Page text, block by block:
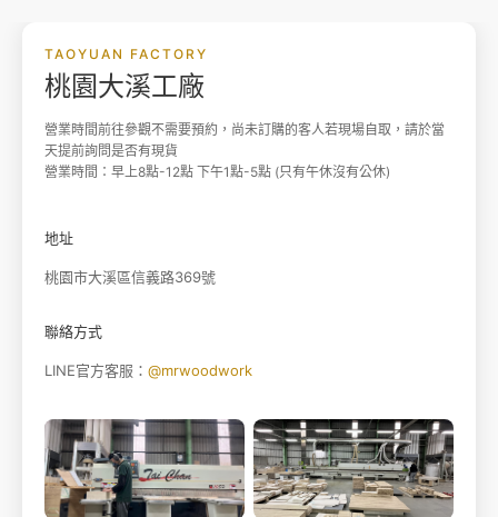
TAOYUAN FACTORY
桃園大溪工廠
營業時間前往參觀不需要預約，尚未訂購的客人若現場自取，請於當
天提前詢問是否有現貨
營業時間：早上8點-12點 下午1點-5點 (只有午休沒有公休)
地址
桃園市大溪區信義路369號
聯絡方式
LINE官方客服： @mrwoodwork